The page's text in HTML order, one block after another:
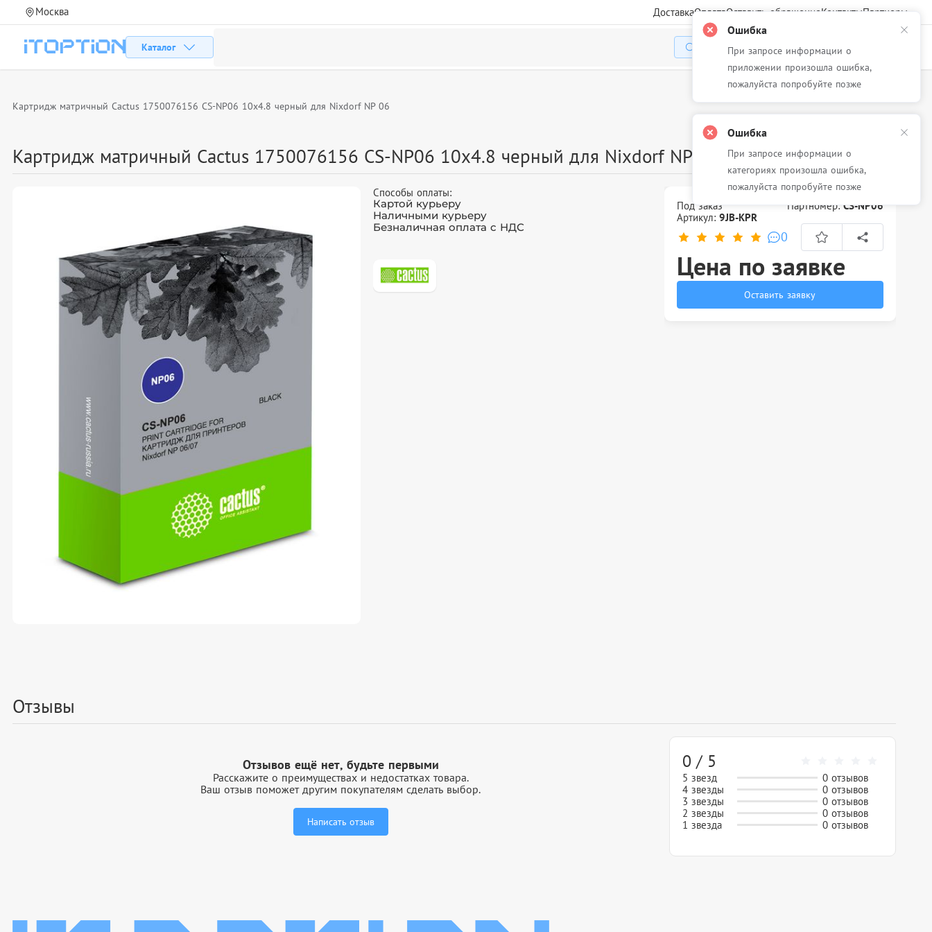
Москва ДоставкаОплатаОставить обращениеКонтактыПартнеры
Каталог
Избранное Корзина
Картридж матричный Cactus 1750076156 CS-NP06 10x4.8 черный для Nixdorf NP 06
Картридж матричный Cactus 1750076156 CS-NP06 10x4.8 черный для Nixdorf NP 06
Способы оплаты:
Картой курьеру
Наличными курьеру
Безналичная оплата с НДС
Под заказ Партномер:CS-NP06
Артикул: 9JB-KPR
0
Цена по заявке
Оставить заявку
Отзывы
Отзывов ещё нет, будьте первыми
Расскажите о преимуществах и недостатках товара.
Ваш отзыв поможет другим покупателям сделать выбор.
Написать отзыв
0 / 5
5 звезд
0 отзывов
4 звезды
0 отзывов
3 звезды
0 отзывов
2 звезды
0 отзывов
1 звезда
0 отзывов
Ошибка
При запросе информации о
приложении произошла ошибка,
пожалуйста попробуйте позже
Ошибка
При запросе информации о
категориях произошла ошибка,
пожалуйста попробуйте позже